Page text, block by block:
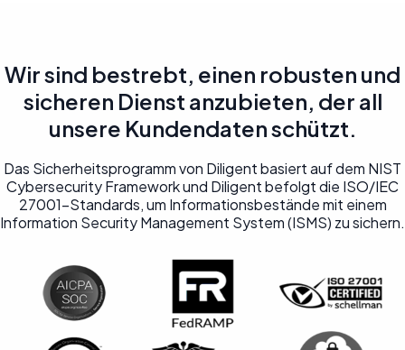
Wir sind bestrebt, einen robusten und
sicheren Dienst anzubieten, der all
unsere Kundendaten schützt.
Das Sicherheitsprogramm von Diligent basiert auf dem NIST
Cybersecurity Framework und Diligent befolgt die ISO/IEC
27001-Standards, um Informationsbestände mit einem
Information Security Management System (ISMS) zu sichern.